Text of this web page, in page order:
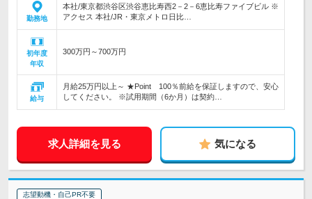
勤務地
本社/東京都渋谷区渋谷恵比寿西2－2－6恵比寿ファイブビル ※
アクセス 本社/JR・東京メトロ日比…
初年度
年収
300万円～700万円
給与
月給25万円以上～ ★Point 100％前給を保証しますので、安心
してください。 ※試用期間（6か月）は契約…
求人詳細を見る 気になる
志望動機・自己PR不要